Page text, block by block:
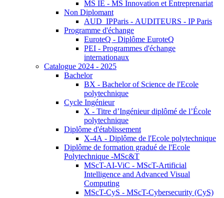
MS IE - MS Innovation et Entreprenariat
Non Diplomant
AUD_IPParis - AUDITEURS - IP Paris
Programme d'échange
EuroteQ - Diplôme EuroteQ
PEI - Programmes d'échange
internationaux
Catalogue 2024 - 2025
Bachelor
BX - Bachelor of Science de l'Ecole
polytechnique
Cycle Ingénieur
X - Titre d’Ingénieur diplômé de l’École
polytechnique
Diplôme d'établissement
X-4A - Diplôme de l'Ecole polytechnique
Diplôme de formation gradué de l'Ecole
Polytechnique -MSc&T
MScT-AI-ViC - MScT-Artificial
Intelligence and Advanced Visual
Computing
MScT-CyS - MScT-Cybersecurity (CyS)